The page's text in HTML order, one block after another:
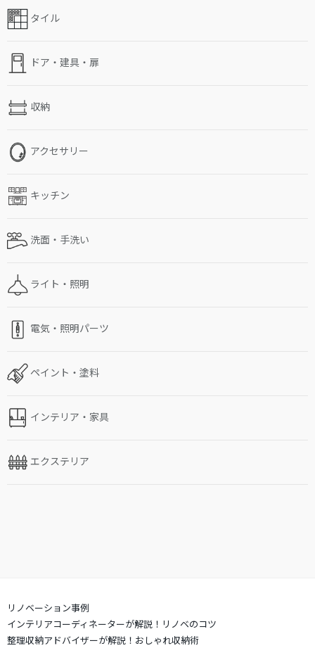
タイル
ドア・建具・扉
収納
アクセサリー
キッチン
洗面・手洗い
ライト・照明
電気・照明パーツ
ペイント・塗料
インテリア・家具
エクステリア
リノベーション事例
インテリアコーディネーターが解説！リノベのコツ
整理収納アドバイザーが解説！おしゃれ収納術